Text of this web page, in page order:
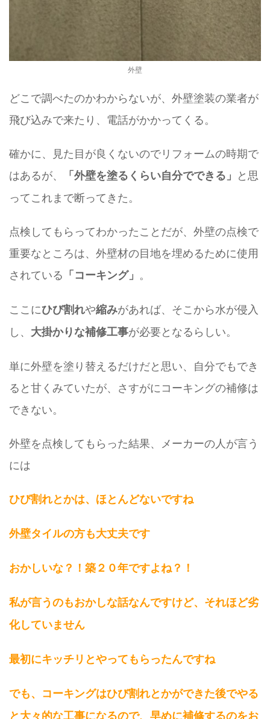
外壁
どこで調べたのかわからないが、外壁塗装の業者が
飛び込みで来たり、電話がかかってくる。
確かに、見た目が良くないのでリフォームの時期で
はあるが、
「外壁を塗るくらい自分でできる」 と思
ってこれまで断ってきた。
点検してもらってわかったことだが、外壁の点検で
重要なところは、外壁材の目地を埋めるために使用
されている 「コーキング」 。
ここにひび割れや縮みがあれば、そこから水が侵入
し、 大掛かりな補修工事が必要となるらしい。
単に外壁を塗り替えるだけだと思い、自分でもでき
ると甘くみていたが、さすがにコーキングの補修は
できない。
外壁を点検してもらった結果、メーカーの人が言う
には
ひび割れとかは、ほとんどないですね
外壁タイルの方も大丈夫です
おかしいな？！築２０年ですよね？！
私が言うのもおかしな話なんですけど、それほど劣
化していません
最初にキッチリとやってもらったんですね
でも、コーキングはひび割れとかができた後でやる
と大々的な工事になるので、早めに補修するのをお